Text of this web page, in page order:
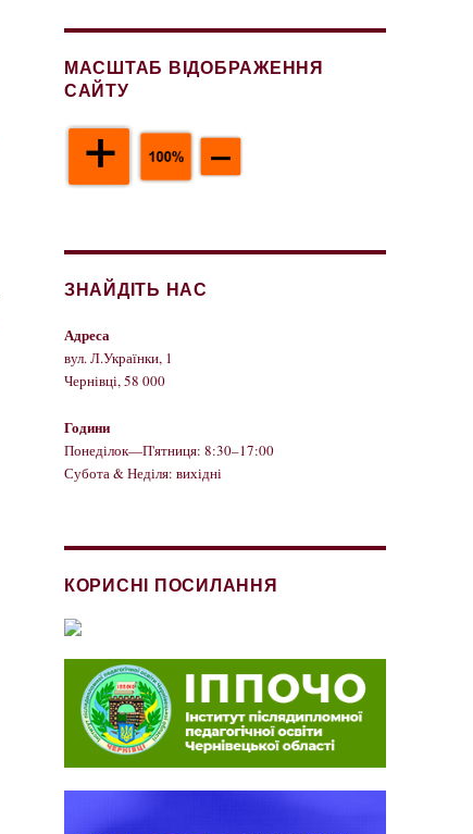
МАСШТАБ ВІДОБРАЖЕННЯ
САЙТУ
ЗНАЙДІТЬ НАС
Адреса
вул. Л.Українки, 1
Чернівці, 58 000
Години
Понеділок—П'ятниця: 8:30–17:00
Субота & Неділя: вихідні
КОРИСНІ ПОСИЛАННЯ